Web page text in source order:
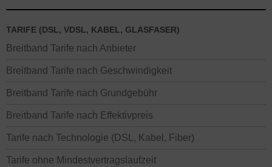
TARIFE (DSL, VDSL, KABEL, GLASFASER)
Breitband Tarife nach Anbieter
Breitband Tarife nach Geschwindigkeit
Breitband Tarife nach Grundgebühr
Breitband Tarife nach Effektivpreis
Tarife nach Technologie (DSL, Kabel, Fiber)
Tarife ohne Mindestvertragslaufzeit